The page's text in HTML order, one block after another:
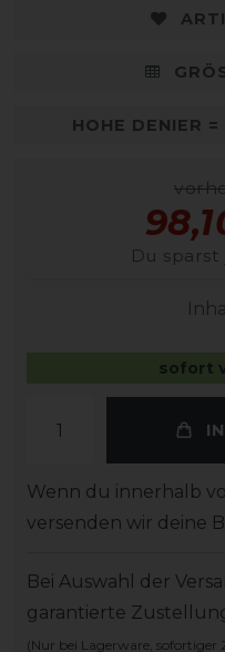
HOHE DENIER =
Du sparst
sofort
Wenn du innerhalb
versenden wir deine
Bei Auswahl der
garantierte
(Nur bei Lagerware, sofortiger